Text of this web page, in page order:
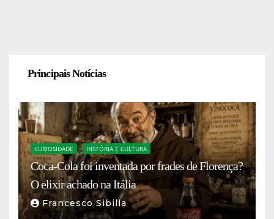
Principais Notícias
CURIOSIDADE HISTÓRIA E CULTURA
Coca-Cola foi inventada por frades de Florença?
O elixir achado na Itália
Francesco Sibilla